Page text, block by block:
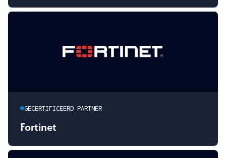
GECERTIFICEERD PARTNER
Fortinet